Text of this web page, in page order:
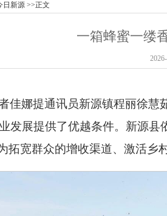
日新源 >>正文
一箱蜂蜜一缕
佳娜提通讯员新源镇程丽徐
发展提供了优越条件。新源
拓宽群众的增收渠道、激活乡